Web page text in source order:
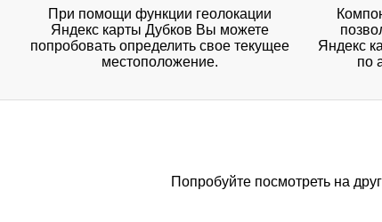
При помощи функции геолокации
Яндекс карты Дубков Вы можете
попробовать определить свое текущее
местоположение.
Яндекс
по
Попробуйте посмотреть на